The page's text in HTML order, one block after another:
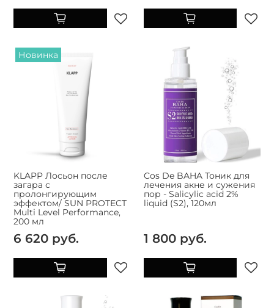
Новинка
KLAPP Лосьон после
загара с
пролонгирующим
эффектом/ SUN PROTECT
Multi Level Performance,
200 мл
6 620 руб.
Cos De BAHA Тоник для
лечения акне и сужения
пор - Salicylic acid 2%
liquid (S2), 120мл
1 800 руб.